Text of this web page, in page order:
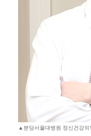
▲분당서울대병원 정신건강